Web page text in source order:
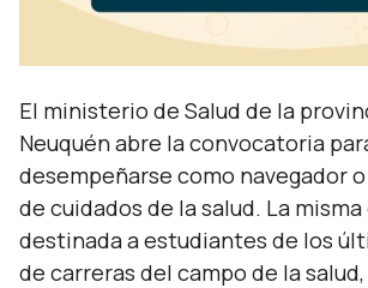
El ministerio de Salud de la
Neuquén abre la convocatoria
desempeñarse como navegador
de cuidados de la salud. La
destinada a estudiantes de los
de carreras del campo de la